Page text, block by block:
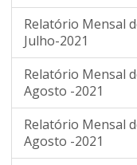
Relatório Mensal
Julho-2021
Relatório Mensal
Agosto -2021
Relatório Mensal
Agosto -2021